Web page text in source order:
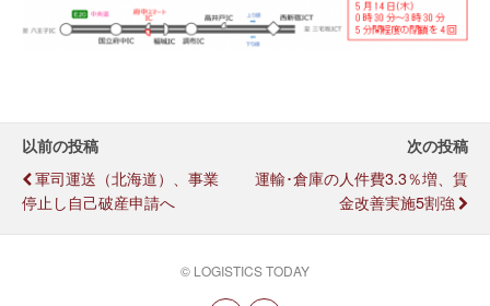
以前の投稿
軍司運送（北海道）、事業
停止し自己破産申請へ
次の投稿
運輸･倉庫の人件費3.3％増、賃
金改善実施5割強
© LOGISTICS TODAY